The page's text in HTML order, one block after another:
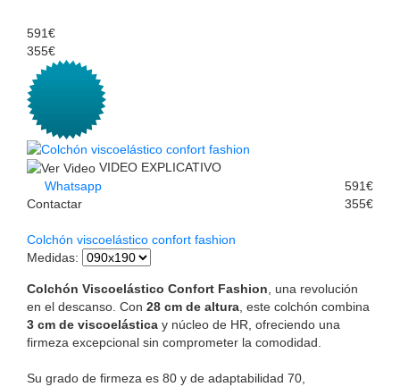
591€
355€
VIDEO EXPLICATIVO
Whatsapp
Contactar
591€
355€
Colchón viscoelástico confort fashion
Medidas:
Colchón Viscoelástico Confort Fashion , una revolución
en el descanso. Con 28 cm de altura , este colchón combina
3 cm de viscoelástica y núcleo de HR, ofreciendo una
firmeza excepcional sin comprometer la comodidad.
Su grado de firmeza es 80 y de adaptabilidad 70,